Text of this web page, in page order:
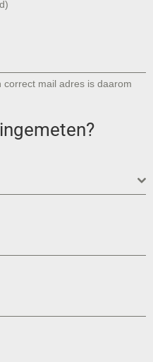
mail adres is daarom